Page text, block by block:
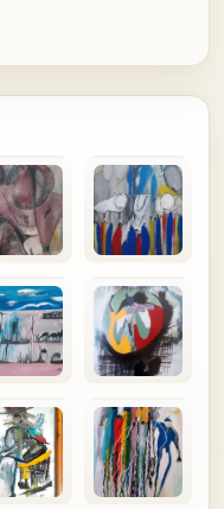
émissaires venus
et leurs stylos prêts
s'agitaient
là, invisible à leurs
de ses guerriers et
Son trône restait vide
pour son
: inattaquable, mystique